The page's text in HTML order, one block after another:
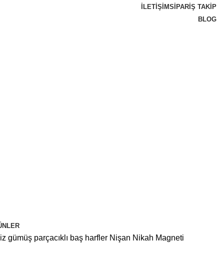
İLETIŞIMSIPARIŞ TAKIP
BLOG
gümüş parçacıklı baş harfler Nişan Nikah Magneti